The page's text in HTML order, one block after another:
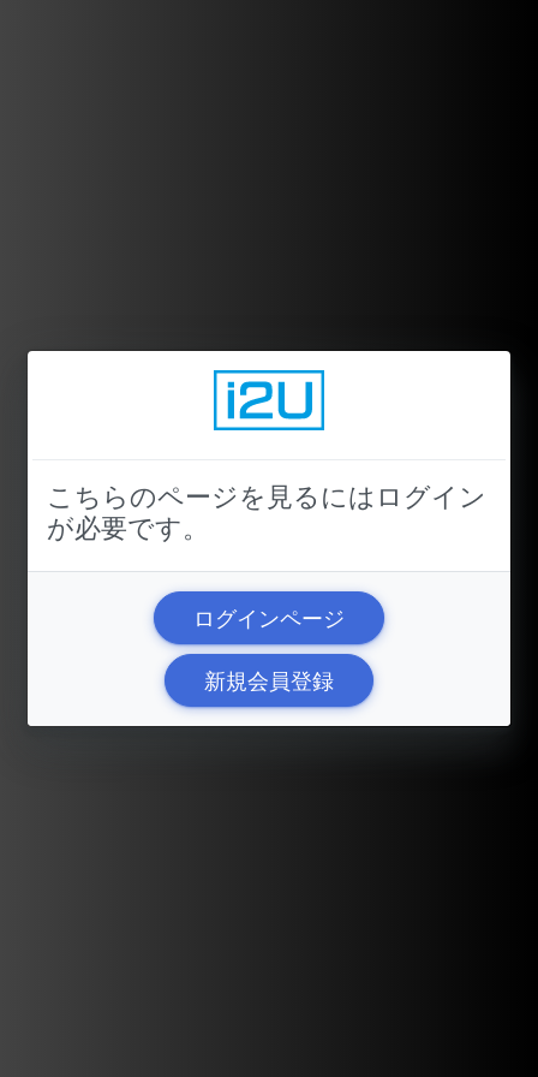
こちらのページを見るにはログイン
が必要です。
ログインページ
新規会員登録